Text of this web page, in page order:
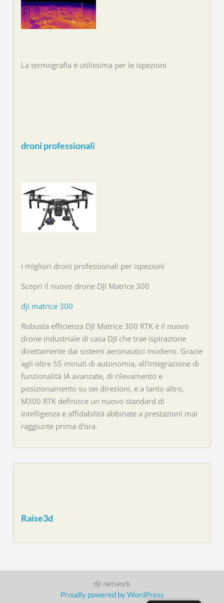
La termografia è utilissima per le ispezioni
droni professionali
I migliori droni professionali per ispezioni
Scopri il nuovo drone DJI Matrice 300
dji matrice 300
Robusta efficienza DJI Matrice 300 RTK è il nuovo
drone industriale di casa DJI che trae ispirazione
direttamente dai sistemi aeronautici moderni. Grazie
agli oltre 55 minuti di autonomia, all'integrazione di
funzionalità IA avanzate, di rilevamento e
posizionamento su sei direzioni, e a tanto altro,
M300 RTK definisce un nuovo standard di
intelligenza e affidabilità abbinate a prestazioni mai
raggiunte prima d'ora.
Raise3d
dji network
Proudly powered by WordPress